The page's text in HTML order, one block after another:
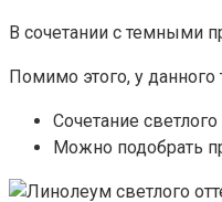
В сочетании с темными
Помимо этого, у данного
Сочетание
Можно подобрать